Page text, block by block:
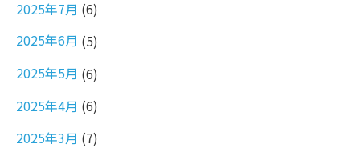
2025年7月 (6)
2025年6月 (5)
2025年5月 (6)
2025年4月 (6)
2025年3月 (7)